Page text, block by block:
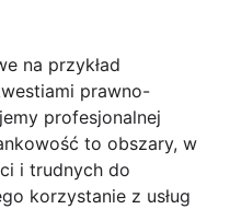
na przykład
prawno-
profesjonalnej
to obszary, w
i trudnych do
korzystanie z usług